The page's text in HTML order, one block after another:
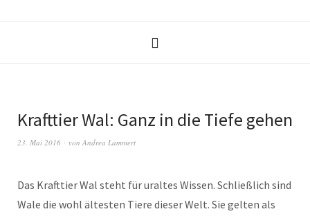
Krafttier Wal: Ganz in die Tiefe gehen
23. Mai 2016 von Andrea Lammert
Das Krafttier Wal steht für uraltes Wissen. Schließlich sind
Wale die wohl ältesten Tiere dieser Welt. Sie gelten als